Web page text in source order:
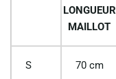
LONGUEUR
MAILLOT
S 70 cm